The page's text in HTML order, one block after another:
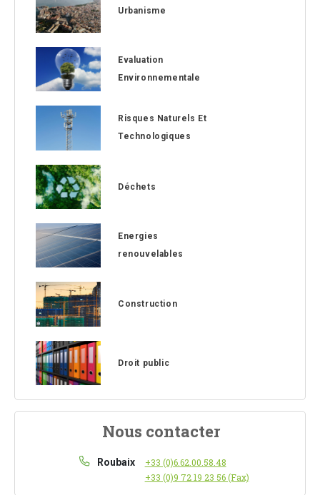
Urbanisme
Evaluation
Environnementale
Risques Naturels Et
Technologiques
Déchets
Energies
renouvelables
Construction
Droit public
Nous contacter
Roubaix
+33 (0)6.62.00.58.48
+33 (0)9 72 19 23 56 (Fax)